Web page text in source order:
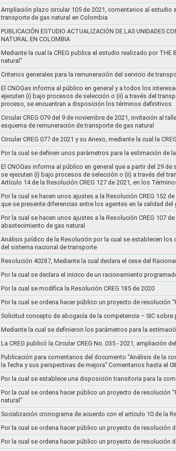
Ampliación plazo circular 105 de 2021, comentarios al
transporte de gas natural en Colombia
PUBLICACIÓN ESTUDIO ACTUALIZACIÓN DE LAS UNIDADES
NATURAL EN COLOMBIA
Mediante la cual la CREG publica el estudio realizado por
natural"
Criterios generales para la remuneración del servicio de
El CNOGas informa al público en general y a todos los
ejecuten (i) bajo procesos de selección o (ii) a través del
proceso, se encuentran a disposición los términos definitivos.
Circular CREG 079 del 9 de noviembre de 2021, invitación al
esquema de remuneración de transporte de gas natural
Circular CREG 077 de 2021 y su Anexo, mediante la cual la
Por la cual se definen unos parámetros para la estimación de
El CNOGas informa al público en general que a partir del 29
se ejecuten (i) bajo procesos de selección o (ii) a través del
Artículo 14 de la Resolución CREG 127 de 2021, en los
Por la cual se hacen unos ajustes a la Resolución CREG 152
que se presente diferencias entre los agentes en la calidad
Por la cual se hacen unos ajustes a la Resolución CREG 107
abastecimiento de gas natural.
Análisis jurídico de la Resolución por la cual se establecen
del sistema nacional de transporte
Resolución 40287, Mediante la cual declara el cese del
Por la cual se declara el inicico de un racionamiento
Por la cual se modifica la Resolución CREG 185 de 2020
Por la cual se ordena hacer público un proyecto de resolución
Solicitud concepto de abogacía de la competencia – SIC
Mediante la cual se definieron los parámetros para la
La CREG publicó la Circular CREG No..035 - 2021, ampliación
Publicación para comentarios del documento “Análisis de la
la fecha y sus perspectivas de mejora” Comentarios hasta el
Por la cual se establece una disposición transitoria para la
Por la cual se ordena hacer público un proyecto de resolución
natural”
Socialización cronograma de acuerdo con el artículo 10 de la
Por la cual se ordena hacer público un proyecto de resolución
Por la cual se ordena hacer público un proyecto de resolución